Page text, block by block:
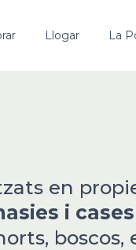
Llogar La
en
i
boscos,